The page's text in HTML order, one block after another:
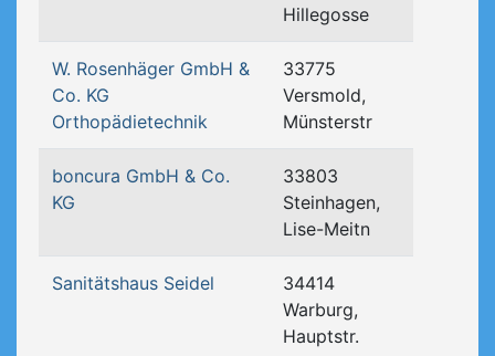
Hillegosse
W. Rosenhäger GmbH &
Co. KG
Orthopädietechnik
33775
Versmold,
Münsterstr
boncura GmbH & Co.
KG
33803
Steinhagen,
Lise-Meitn
Sanitätshaus Seidel
34414
Warburg,
Hauptstr.